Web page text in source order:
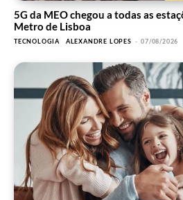
5G da MEO chegou a todas as
Metro de Lisboa
TECNOLOGIA ALEXANDRE LOPES - 07/08/2026